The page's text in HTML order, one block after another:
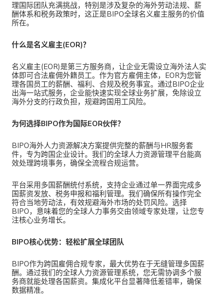
理国际团队充满挑战，特别是涉及复杂的海外劳动法规、薪
酬体系和税务政策时，这正是BIPO全球名义雇主服务的价值
所在。
什么是名义雇主(EOR)？
名义雇主(EOR)是第三方服务商，让企业无需设立海外法人实
体即可合法雇佣外籍员工。作为官方雇佣主体，EOR为您管
理各国员工的薪酬、福利、合规及税务事宜。通过BIPO企业
出海一站式服务，企业能快速实现全球业务扩展，免除设立
海外分支的行政负担，规避跨国用工风险。
为何选择BIPO作为国际EOR伙伴？
BIPO海外人力资源解决方案提供完整的薪酬与HR服务套
件，专为跨国企业设计。我们的全球人力资源管理平台能高
效处理跨境事务，确保全流程合规运营。
平台采用多国薪酬统付系统，支持企业通过单一界面完成多
国薪资发放、税务申报和福利管理。我们确保所有操作完全
符合当地劳动法，有效规避海外市场的处罚风险。选择
BIPO，意味着您的全球人力事务交由领域专家处理，让您专
注核心业务增长。
BIPO核心优势：轻松扩展全球团队
BIPO作为跨国雇佣合规专家，最大优势在于无缝管理多国薪
酬。通过我们的全球人力资源管理系统，您无需协调多个服
务商就能处理各国薪资。集成化平台显著降低差错率，确保
数据精准。